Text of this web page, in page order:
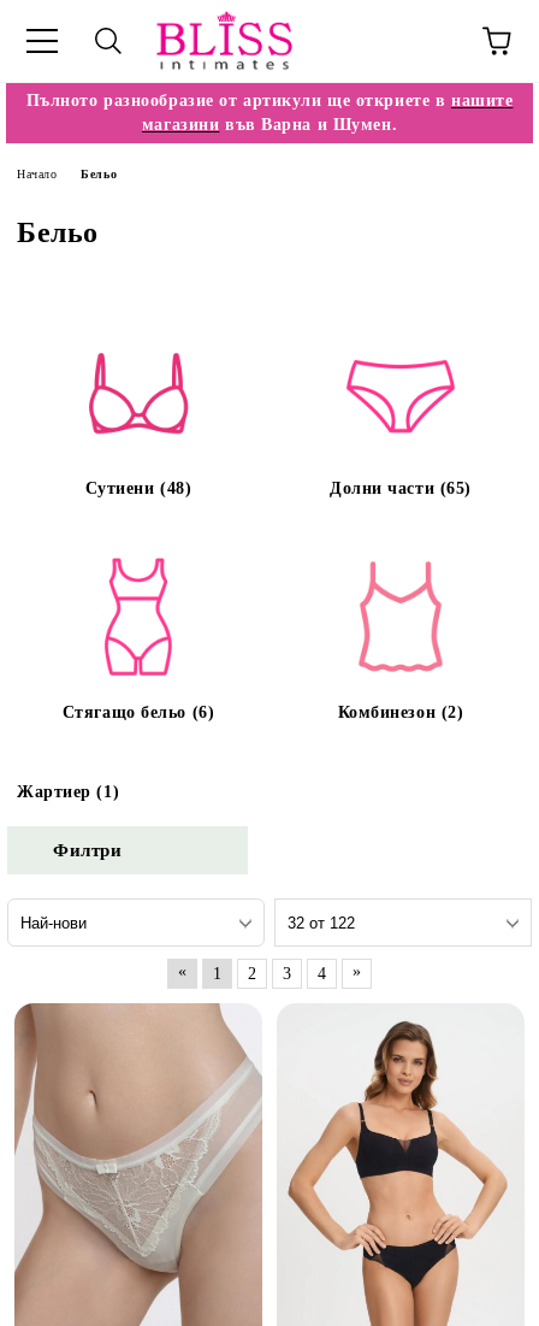
Пълното разнообразие от артикули ще откриете в нашите
магазини във Варна и Шумен.
Начало Бельо
Бельо
Сутиени (48) Долни части (65)
Стягащо бельо (6) Комбинезон (2)
Жартиер (1)
Филтри
« 1 2 3 4 »